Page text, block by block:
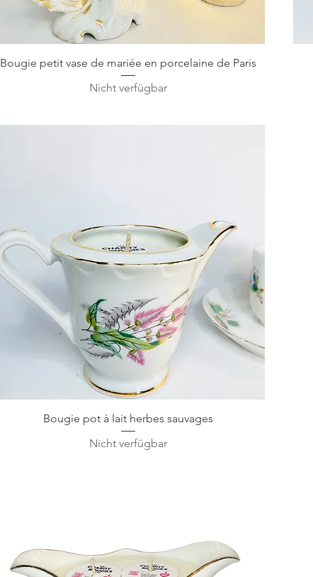
Schnellansicht
Bougie petit vase de mariée en porcelaine de Paris
Nicht verfügbar
Schnellansicht
Bougie pot à lait herbes sauvages
Nicht verfügbar